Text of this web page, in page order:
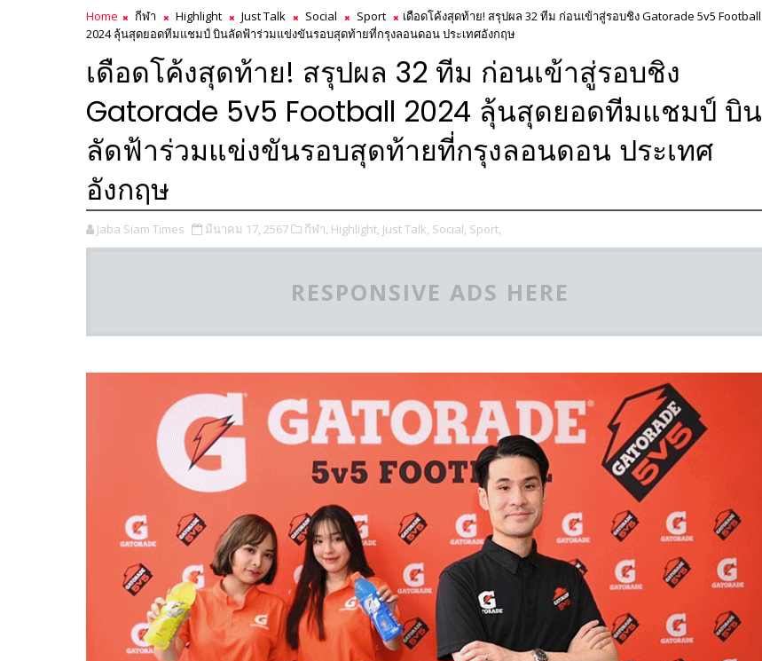
Home กีฬา Highlight Just Talk Social Sport
เดือดโค้งสุดท้าย! สรุปผล 32 ทีม ก่อนเข้าสู่รอบชิง Gatorade 5v5 Football
2024 ลุ้นสุดยอดทีมแชมป์ บินลัดฟ้าร่วมแข่งขันรอบสุดท้ายที่กรุงลอนดอน ประเทศอังกฤษ
เดือดโค้งสุดท้าย! สรุปผล 32 ทีม ก่อนเข้าสู่รอบชิง
Gatorade 5v5 Football 2024 ลุ้นสุดยอดทีมแชมป์ บิน
ลัดฟ้าร่วมแข่งขันรอบสุดท้ายที่กรุงลอนดอน ประเทศ
อังกฤษ
Jaba Siam Times มีนาคม 17, 2567 กีฬา, Highlight, Just Talk, Social, Sport,
RESPONSIVE ADS HERE